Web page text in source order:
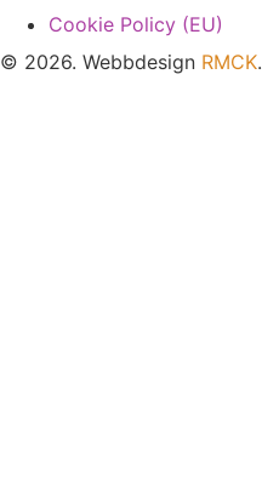
Cookie Policy (EU)
© 2026. Webbdesign RMCK.